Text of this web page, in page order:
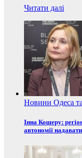
Читати далі
Новини Одеса
Інна Кошеру:
автономії